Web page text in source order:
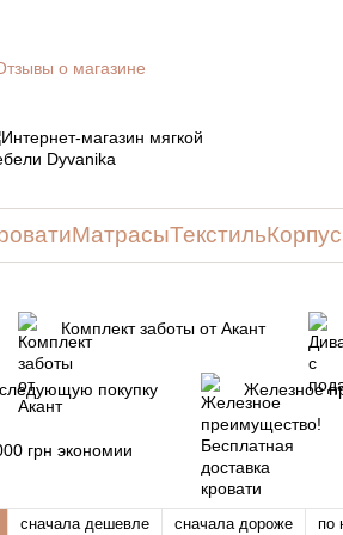
о магазине
МатрасыТекстиль
Комплект заботы от Акант
покупку Железное
грн экономии
сначала дешевле сначала дороже по